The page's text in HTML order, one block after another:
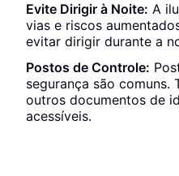
Evite Dirigir à Noite: A
vias e riscos
evitar dirigir durante a
Postos de Controle:
segurança são comuns.
outros documentos de
acessíveis.